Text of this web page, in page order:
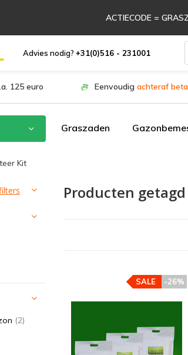
Advies nodig? +31(0)516 - 231001
ACTIECODE =
125 euro Eenvoudig achteraf
Graszaden
Kit
Producten
-26%
SALE
(2)